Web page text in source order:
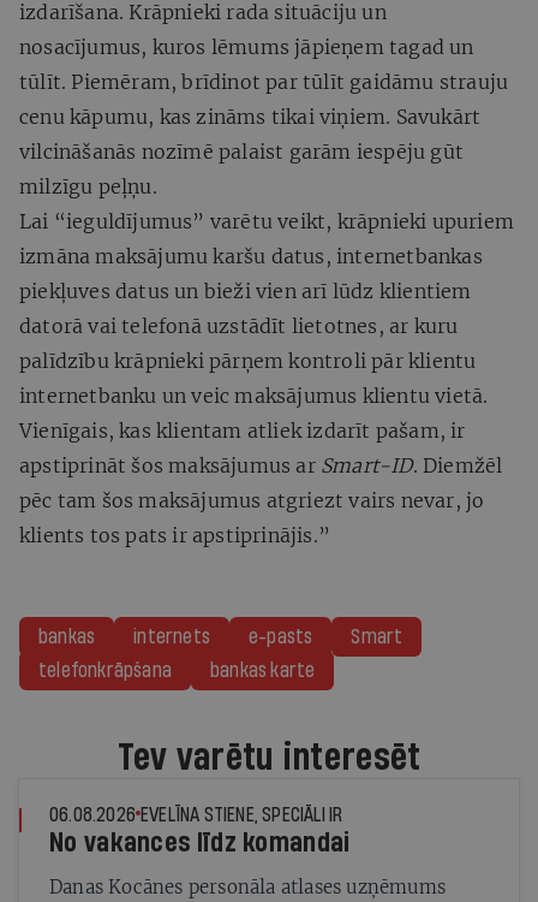
izdarīšana. Krāpnieki rada situāciju un
nosacījumus, kuros lēmums jāpieņem tagad un
tūlīt. Piemēram, brīdinot par tūlīt gaidāmu strauju
cenu kāpumu, kas zināms tikai viņiem. Savukārt
vilcināšanās nozīmē palaist garām iespēju gūt
milzīgu peļņu.
Lai “ieguldījumus” varētu veikt, krāpnieki upuriem
izmāna maksājumu karšu datus, internetbankas
piekļuves datus un bieži vien arī lūdz klientiem
datorā vai telefonā uzstādīt lietotnes, ar kuru
palīdzību krāpnieki pārņem kontroli pār klientu
internetbanku un veic maksājumus klientu vietā.
Vienīgais, kas klientam atliek izdarīt pašam, ir
apstiprināt šos maksājumus ar Smart-ID. Diemžēl
pēc tam šos maksājumus atgriezt vairs nevar, jo
klients tos pats ir apstiprinājis.”
bankas internets e-pasts
Smart
telefonkrāpšana
bankas karte
Tev varētu interesēt
06.08.2026 EVELĪNA STIENE, SPECIĀLI IR
No vakances līdz komandai
Danas Kocānes personāla atlases uzņēmums